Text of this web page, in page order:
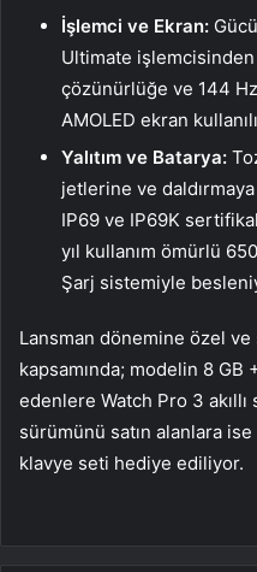
İşlemci ve Ekran:
Ultimate
çözünürlüğe ve 144
AMOLED ekran
Yalıtım ve Batarya:
jetlerine ve
IP69 ve IP69K
yıl kullanım ömürlü
Şarj sistemiyle
Lansman dönemine özel ve
kapsamında; modelin 8
edenlere Watch Pro 3 akıllı
sürümünü satın alanlara ise
klavye seti hediye ediliyor.